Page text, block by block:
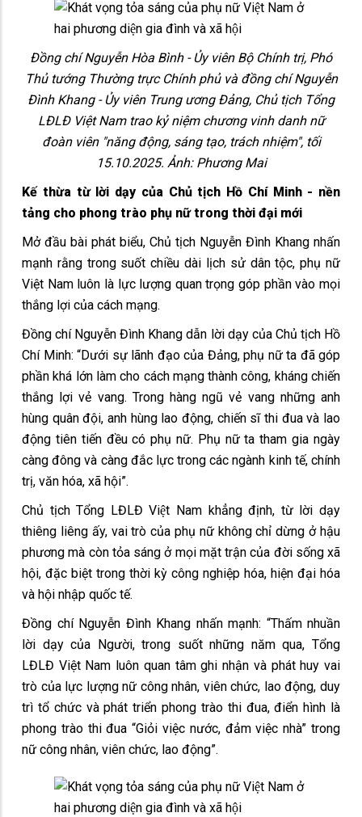
Đồng chí Nguyễn Hòa Bình - Ủy viên Bộ Chính trị, Phó
Thủ tướng Thường trực Chính phủ và đồng chí Nguyễn
Đình Khang - Ủy viên Trung ương Đảng, Chủ tịch Tổng
LĐLĐ Việt Nam trao kỷ niệm chương vinh danh nữ
đoàn viên "năng động, sáng tạo, trách nhiệm", tối
15.10.2025. Ảnh: Phương Mai
Kế thừa từ lời dạy của Chủ tịch Hồ Chí Minh - nền
tảng cho phong trào phụ nữ trong thời đại mới
Mở đầu bài phát biểu, Chủ tịch Nguyễn Đình Khang nhấn
mạnh rằng trong suốt chiều dài lịch sử dân tộc, phụ nữ
Việt Nam luôn là lực lượng quan trọng góp phần vào mọi
thắng lợi của cách mạng.
Đồng chí Nguyễn Đình Khang dẫn lời dạy của Chủ tịch Hồ
Chí Minh: “Dưới sự lãnh đạo của Đảng, phụ nữ ta đã góp
phần khá lớn làm cho cách mạng thành công, kháng chiến
thắng lợi vẻ vang. Trong hàng ngũ vẻ vang những anh
hùng quân đội, anh hùng lao động, chiến sĩ thi đua và lao
động tiên tiến đều có phụ nữ. Phụ nữ ta tham gia ngày
càng đông và càng đắc lực trong các ngành kinh tế, chính
trị, văn hóa, xã hội”.
Chủ tịch Tổng LĐLĐ Việt Nam khẳng định, từ lời dạy
thiêng liêng ấy, vai trò của phụ nữ không chỉ dừng ở hậu
phương mà còn tỏa sáng ở mọi mặt trận của đời sống xã
hội, đặc biệt trong thời kỳ công nghiệp hóa, hiện đại hóa
và hội nhập quốc tế.
Đồng chí Nguyễn Đình Khang nhấn mạnh: “Thấm nhuần
lời dạy của Người, trong suốt những năm qua, Tổng
LĐLĐ Việt Nam luôn quan tâm ghi nhận và phát huy vai
trò của lực lượng nữ công nhân, viên chức, lao động, duy
trì tổ chức và phát triển phong trào thi đua, điển hình là
phong trào thi đua “Giỏi việc nước, đảm việc nhà” trong
nữ công nhân, viên chức, lao động”.